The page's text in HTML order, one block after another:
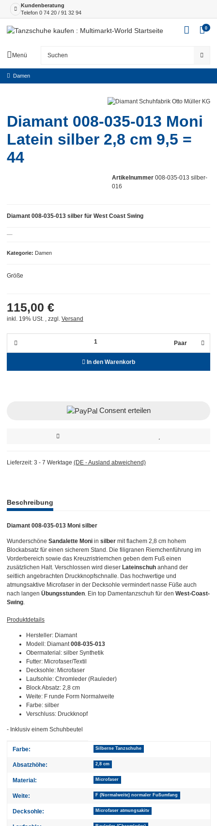
Kundenberatung
Telefon 0 74 20 / 91 32 94
Menü
0
Damen
Diamant 008-035-013 Moni
Latein silber 2,8 cm 9,5 =
44
Artikelnummer 008-035-013 silber-
016
Kategorie Damen
Diamant 008-035-013 silber für West Coast Swing
Größe
115,00 €
inkl. 19% USt. , zzgl. Versand
Paar
In den Warenkorb
Consent erteilen
Lieferzeit: 3 - 7 Werktage (DE - Ausland abweichend)
Beschreibung
Diamant 008-035-013 Moni silber
Wunderschöne Sandalette Moni in silber mit flachem 2,8 cm hohem
Blockabsatz für einen sicherem Stand. Die filigranen Riemchenführung im
Vorderbereich sowie das Kreuzristriemchen geben dem Fuß einen
zusätzlichen Halt. Verschlossen wird dieser Lateinschuh anhand der
seitlich angebrachten Druckknopfschnalle. Das hochwertige und
atmungsaktive Microfaser in der Decksohle vermindert nasse Füße auch
nach langen Übungsstunden. Ein top Damentanzschuh für den West-Coast-
Swing.
Produktdetails
Hersteller: Diamant
Modell: Diamant008-035-013
Obermaterial: silber Synthetik
Futter: Microfaser/Textil
Decksohle: Microfaser
Laufsohle: Chromleder (Rauleder)
Block Absatz: 2,8 cm
Weite: F runde Form Normalweite
Farbe: silber
Verschluss: Druckknopf
- Inklusiv einem Schuhbeutel
Produkteigenschaft
Wert
Farbe: Silberne Tanzschuhe
Absatzhöhe: 2,8 cm
Material: Microfaser
Weite: F (Normalweite) normaler Fußumfang
Decksohle: Microfaser atmungsakitv